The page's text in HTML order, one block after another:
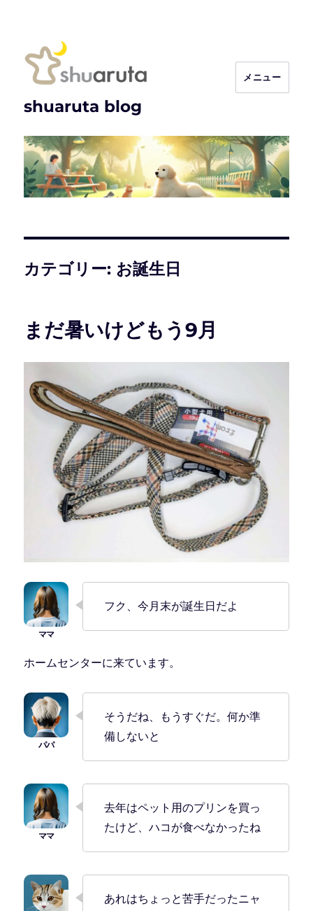
shuaruta blog
メニュー
カテゴリー: お誕生日
まだ暑いけどもう9月
フク、今月末が誕生日だよ
ホームセンターに来ています。
そうだね、もうすぐだ。何か準
備しないと
去年はペット用のプリンを買っ
たけど、ハコが食べなかったね
あれはちょっと苦手だったニャ